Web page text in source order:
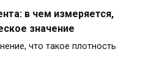
в чем измеряется,
значение
что такое плотность